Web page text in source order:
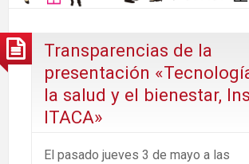
Transparencias de la
presentación
la salud y el bienestar,
ITACA»
El pasado jueves 3 de mayo a las